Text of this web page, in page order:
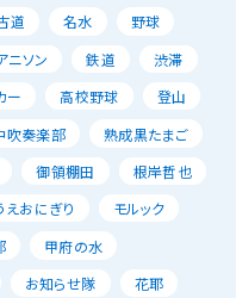
道 名水
野球
ニソン 鉄道
渋滞
ー 高校野球
登山
吹奏楽部
熟成黒たまご
御領棚田
根岸哲也
えおにぎり
モルック
甲府の水
お知らせ隊
花耶